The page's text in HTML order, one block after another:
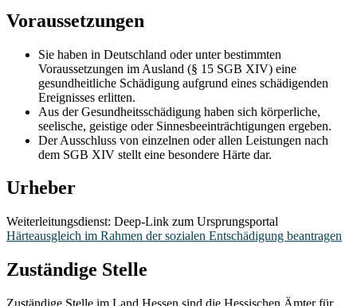
Voraussetzungen
Sie haben in Deutschland oder unter bestimmten
Voraussetzungen im Ausland (§ 15 SGB XIV) eine
gesundheitliche Schädigung aufgrund eines schädigenden
Ereignisses erlitten.
Aus der Gesundheitsschädigung haben sich körperliche,
seelische, geistige oder Sinnesbeeinträchtigungen ergeben.
Der Ausschluss von einzelnen oder allen Leistungen nach
dem SGB XIV stellt eine besondere Härte dar.
Urheber
Weiterleitungsdienst: Deep-Link zum Ursprungsportal
Härteausgleich im Rahmen der sozialen Entschädigung beantragen
Zuständige Stelle